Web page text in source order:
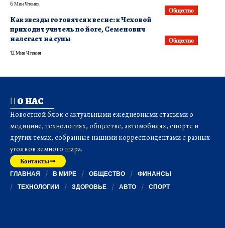
Общество
6 Мин Чтения
Общество
Как звезды готовятся к весне: к Чеховой
приходит учитель по йоге, Семенович
налегает на супы
12 Мин Чтения
О НАС
Новостной блок с актуальными ежедневными статьями о
медицине, технологиях, обществе, автомобилях, спорте и
других темах, собранные нашими корреспондентами с разных
уголков земного шара.
Контакты
ГЛАВНАЯ В МИРЕ ОБЩЕСТВО
ФИНАНСЫ
ТЕХНОЛОГИИ
ЗДОРОВЬЕ АВТО СПОРТ